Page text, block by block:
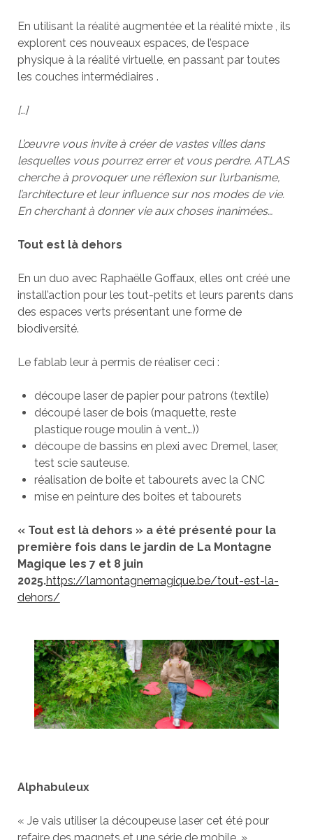
En utilisant la réalité augmentée et la réalité mixte , ils
explorent ces nouveaux espaces, de l’espace
physique à la réalité virtuelle, en passant par toutes
les couches intermédiaires .
[…]
L’œuvre vous invite à créer de vastes villes dans
lesquelles vous pourrez errer et vous perdre. ATLAS
cherche à provoquer une réflexion sur l’urbanisme,
l’architecture et leur influence sur nos modes de vie.
En cherchant à donner vie aux choses inanimées…
Tout est là dehors
En un duo avec Raphaëlle Goffaux, elles ont créé une
install’action pour les tout-petits et leurs parents dans
des espaces verts présentant une forme de
biodiversité.
Le fablab leur à permis de réaliser ceci :
découpe laser de papier pour patrons (textile)
découpé laser de bois (maquette, reste
plastique rouge moulin à vent…))
découpe de bassins en plexi avec Dremel, laser,
test scie sauteuse.
réalisation de boite et tabourets avec la CNC
mise en peinture des boites et tabourets
« Tout est là dehors » a été présenté pour la
première fois dans le jardin de La Montagne
Magique les 7 et 8 juin
2025.https://lamontagnemagique.be/tout-est-la-
dehors/
Alphabuleux
« Je vais utiliser la découpeuse laser cet été pour